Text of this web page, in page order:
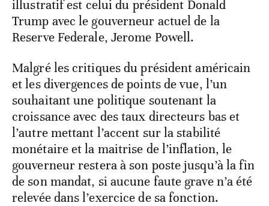
illustratif est celui du président Donald
Trump avec le gouverneur actuel de la
Reserve Federale, Jerome Powell.
Malgré les critiques du président américain
et les divergences de points de vue, l’un
souhaitant une politique soutenant la
croissance avec des taux directeurs bas et
l’autre mettant l’accent sur la stabilité
monétaire et la maitrise de l’inflation, le
gouverneur restera à son poste jusqu’à la fin
de son mandat, si aucune faute grave n’a été
relevée dans l’exercice de sa fonction.